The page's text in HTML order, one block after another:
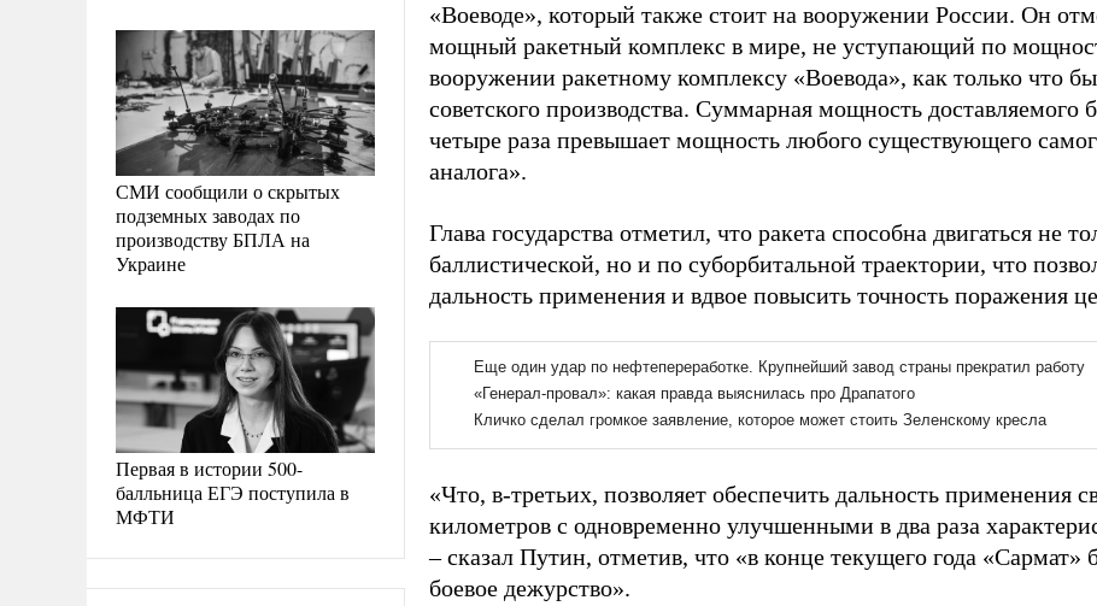
СМИ сообщили о скрытых
подземных заводах по
производству БПЛА на
Украине
Первая в истории 500-
балльница ЕГЭ поступила в
МФТИ
«Воеводе», который также стоит на вооружении России. Он
мощный ракетный комплекс в мире, не уступающий по
вооружении ракетному комплексу «Воевода», как только что
советского производства. Суммарная мощность доставляемого
четыре раза превышает мощность любого существующего
аналога».
Глава государства отметил, что ракета способна двигаться не
баллистической, но и по суборбитальной траектории, что
дальность применения и вдвое повысить точность поражения
«Что, в-третьих, позволяет обеспечить дальность применения
километров с одновременно улучшенными в два раза
– сказал Путин, отметив, что «в конце текущего года «Сармат»
боевое дежурство».